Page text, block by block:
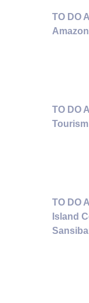
TO DO
TO DO
TO DO
Island